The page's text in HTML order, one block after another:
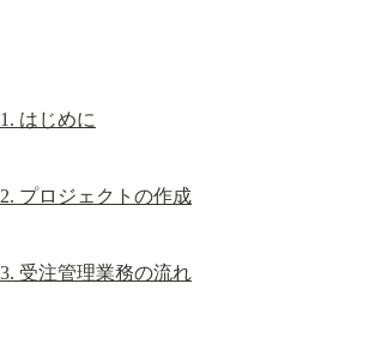
1. はじめに
2. プロジェクトの作成
3. 受注管理業務の流れ